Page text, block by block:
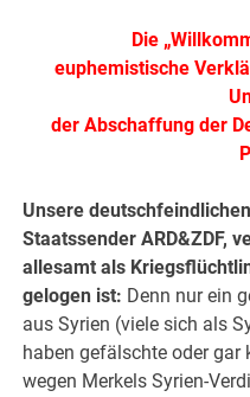
Die
euphemistische
der Abschaffung der
Unsere
Staatssender ARD&ZDF,
allesamt als
gelogen ist: Denn nur ein
aus Syrien (viele sich als
haben gefälschte oder gar
wegen Merkels Syrien-